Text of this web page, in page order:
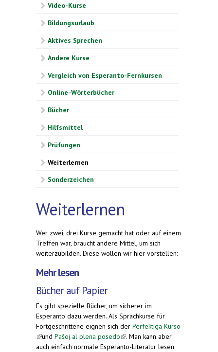
Video-Kurse
Bildungsurlaub
Aktives Sprechen
Andere Kurse
Vergleich von Esperanto-Fernkursen
Online-Wörterbücher
Bücher
Hilfsmittel
Prüfungen
Weiterlernen
Sonderzeichen
Weiterlernen
Wer zwei, drei Kurse gemacht hat oder auf einem
Treffen war, braucht andere Mittel, um sich
weiterzubilden. Diese wollen wir hier vorstellen:
Mehr lesen
Bücher auf Papier
Es gibt spezielle Bücher, um sicherer im
Esperanto dazu werden. Als Sprachkurse für
Fortgeschrittene eignen sich der Perfektiga Kurso
(link is external)
und Paŝoj al plena posedo(link is external)
. Man kann aber
auch einfach normale Esperanto-Literatur lesen.